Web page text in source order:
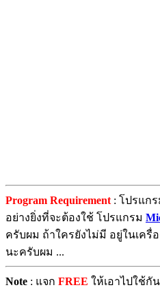
Program Requirement: โปรแก
อย่างยิ่งที่จะต้องใช้ โปรแกรม
ครับผม ถ้าใครยังไม่มี อยู่ในเครื่
นะครับผม ...
Note : แจก FREE ให้เอาไปใช้กั